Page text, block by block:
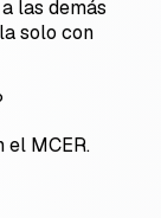
las demás
solo con
el MCER.